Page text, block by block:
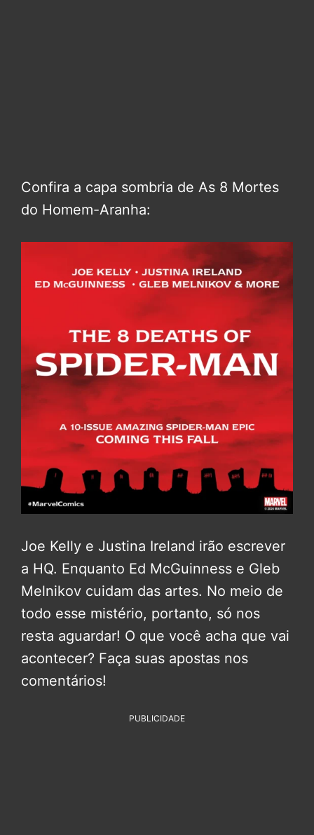
Confira a capa sombria de As 8 Mortes
do Homem-Aranha:
Joe Kelly e Justina Ireland irão escrever
a HQ. Enquanto Ed McGuinness e Gleb
Melnikov cuidam das artes. No meio de
todo esse mistério, portanto, só nos
resta aguardar! O que você acha que vai
acontecer? Faça suas apostas nos
comentários!
PUBLICIDADE